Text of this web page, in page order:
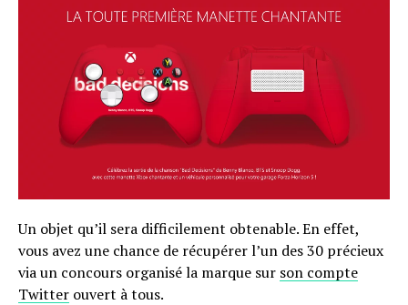
Un objet qu’il sera difficilement obtenable. En effet,
vous avez une chance de récupérer l’un des 30 précieux
via un concours organisé la marque sur son compte
Twitter ouvert à tous.